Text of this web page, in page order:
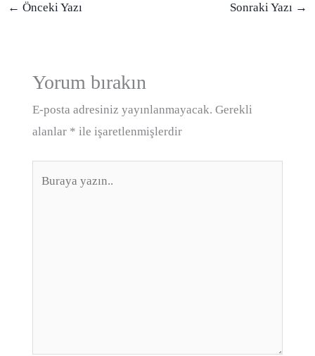
← Önceki Yazı Sonraki Yazı →
Yorum bırakın
E-posta adresiniz yayınlanmayacak. Gerekli
alanlar * ile işaretlenmişlerdir